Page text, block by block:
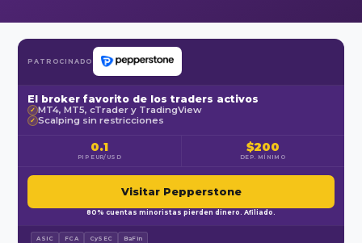
PATROCINADO
El broker favorito de los traders activos
✓ MT4, MT5, cTrader y TradingView
✓ Scalping sin restricciones
0.1
PIP EUR/USD
$200
DEP. MÍNIMO
Visitar Pepperstone
80% cuentas minoristas pierden dinero. Afiliado.
ASIC FCA CySEC BaFin